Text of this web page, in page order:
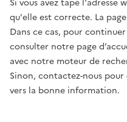
Si vous avez tapé l'adresse
qu'elle est correcte. La
Dans ce cas, pour
consulter notre page
avec notre moteur de
Sinon, contactez-nous pour
vers la bonne information.